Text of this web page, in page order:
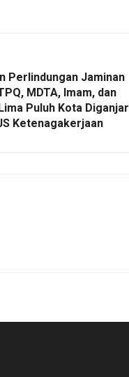
Perlindungan Jaminan
MDTA, Imam, dan
Puluh Kota Diganjar
Ketenagakerjaan